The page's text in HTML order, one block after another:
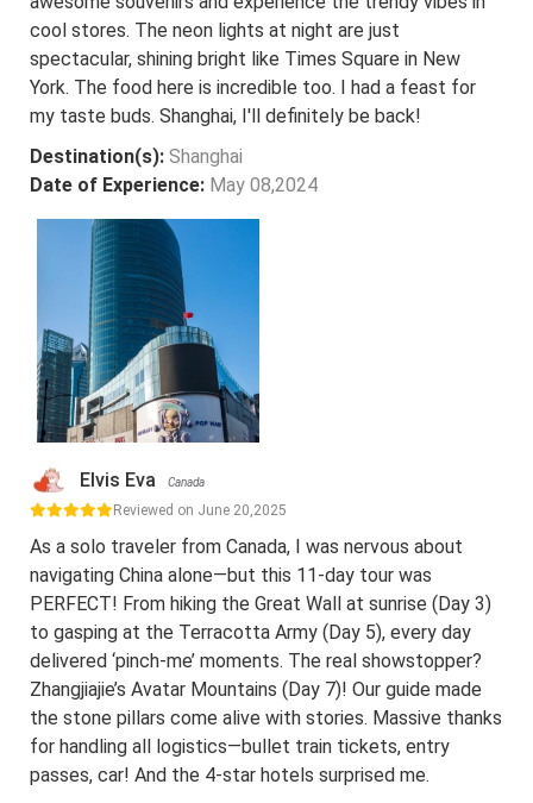
cool stores. The neon lights at night are just
spectacular, shining bright like Times Square in New
York. The food here is incredible too. I had a feast for
my taste buds. Shanghai, I'll definitely be back!
Destination(s): Shanghai
Date of Experience: May 08,2024
Elvis Eva Canada
Reviewed on June 20,2025
As a solo traveler from Canada, I was nervous about
navigating China alone—but this 11-day tour was
PERFECT! From hiking the Great Wall at sunrise (Day 3)
to gasping at the Terracotta Army (Day 5), every day
delivered ‘pinch-me’ moments. The real showstopper?
Zhangjiajie’s Avatar Mountains (Day 7)! Our guide made
the stone pillars come alive with stories. Massive thanks
for handling all logistics—bullet train tickets, entry
passes, car! And the 4-star hotels surprised me.